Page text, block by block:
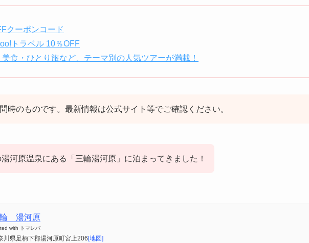
クーポンコード
トラベル 10％OFF
食・ひとり旅など、テーマ別の人気ツアーが満載！
時のものです。最新情報は公式サイト等でご確認ください。
河原温泉にある「三輪湯河原」に泊まってきました！
湯河原
with トマレバ
川県足柄下郡湯河原町宮上206 [地図]